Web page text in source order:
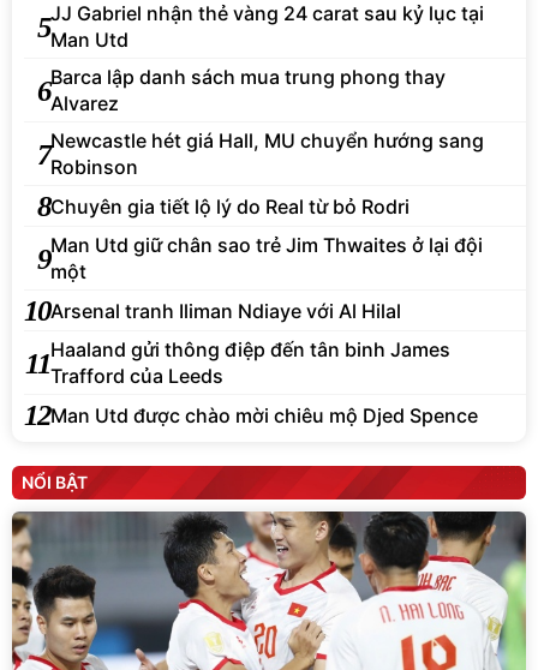
5JJ Gabriel nhận thẻ vàng 24 carat sau kỷ lục tại
Man Utd
6Barca lập danh sách mua trung phong thay
Alvarez
7Newcastle hét giá Hall, MU chuyển hướng sang
Robinson
8Chuyên gia tiết lộ lý do Real từ bỏ Rodri
9Man Utd giữ chân sao trẻ Jim Thwaites ở lại đội
một
10Arsenal tranh Iliman Ndiaye với Al Hilal
11Haaland gửi thông điệp đến tân binh James
Trafford của Leeds
12Man Utd được chào mời chiêu mộ Djed Spence
NỔI BẬT